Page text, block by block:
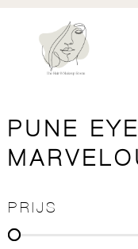
PUNE
PRIJS
PRIJS